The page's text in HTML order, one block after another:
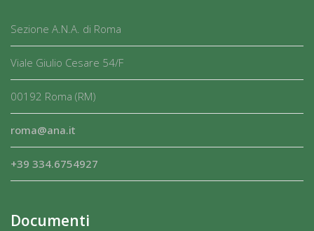
Sezione A.N.A. di Roma
Viale Giulio Cesare 54/F
00192 Roma (RM)
roma@ana.it
+39 334.6754927
Documenti